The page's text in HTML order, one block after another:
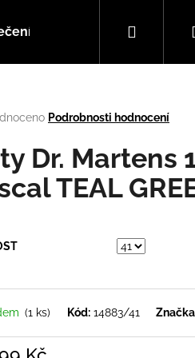
Hledat
Podrobnosti hodnocení
Dr. Martens
TEAL
(1 ks) Kód: 14883/41